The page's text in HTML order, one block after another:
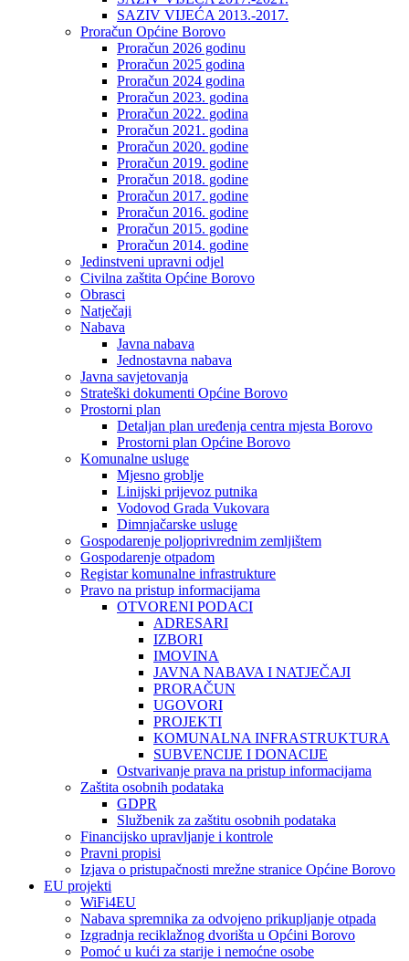
SAZIV VIJEĆA 2013.-2017.
Proračun Općine Borovo
Proračun 2026 godinu
Proračun 2025 godina
Proračun 2024 godina
Proračun 2023. godina
Proračun 2022. godina
Proračun 2021. godina
Proračun 2020. godine
Proračun 2019. godine
Proračun 2018. godine
Proračun 2017. godine
Proračun 2016. godine
Proračun 2015. godine
Proračun 2014. godine
Jedinstveni upravni odjel
Civilna zaštita Općine Borovo
Obrasci
Natječaji
Nabava
Javna nabava
Jednostavna nabava
Javna savjetovanja
Strateški dokumenti Općine Borovo
Prostorni plan
Detaljan plan uređenja centra mjesta Borovo
Prostorni plan Općine Borovo
Komunalne usluge
Mjesno groblje
Linijski prijevoz putnika
Vodovod Grada Vukovara
Dimnjačarske usluge
Gospodarenje poljoprivrednim zemljištem
Gospodarenje otpadom
Registar komunalne infrastrukture
Pravo na pristup informacijama
OTVORENI PODACI
ADRESARI
IZBORI
IMOVINA
JAVNA NABAVA I NATJEČAJI
PRORAČUN
UGOVORI
PROJEKTI
KOMUNALNA INFRASTRUKTURA
SUBVENCIJE I DONACIJE
Ostvarivanje prava na pristup informacijama
Zaštita osobnih podataka
GDPR
Službenik za zaštitu osobnih podataka
Financijsko upravljanje i kontrole
Pravni propisi
Izjava o pristupačnosti mrežne stranice Općine Borovo
EU projekti
WiFi4EU
Nabava spremnika za odvojeno prikupljanje otpada
Izgradnja reciklažnog dvorišta u Općini Borovo
Pomoć u kući za starije i nemoćne osobe